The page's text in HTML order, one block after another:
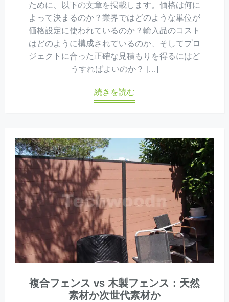
ために、以下の文章を掲載します。価格は何に
よって決まるのか？業界ではどのような単位が
価格設定に使われているのか？輸入品のコスト
はどのように構成されているのか、そしてプロ
ジェクトに合った正確な見積もりを得るにはど
うすればよいのか？ […]
続きを読む
複合フェンス vs 木製フェンス：天然
素材か次世代素材か